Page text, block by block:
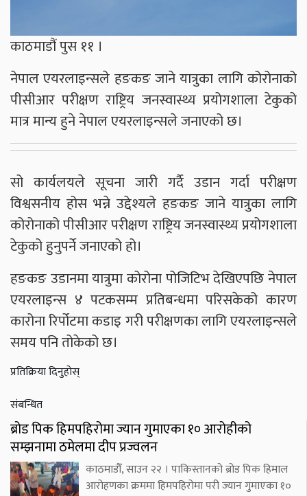
काठमाडौं पुस ११ ।
नेपाल एयरलाइन्सले हङकङ जाने यात्रुका लागि कोरोनाको
पीसीआर परीक्षण राष्ट्रिय जनस्वास्थ्य प्रयोगशाला टेकुको
मात्र मान्य हुने नेपाल एयरलाइन्सले जनाएको छ।
सो कार्यलयले सूचना जारी गर्दै उडान गर्दा परीक्षण
विश्वसनीय होस भन्ने उद्देश्यले हङकङ जाने यात्रुका लागि
कोरोनाको पीसीआर परीक्षण राष्ट्रिय जनस्वास्थ्य प्रयोगशाला
टेकुको हुनुपर्ने जनाएको हो।
हङकङ उडानमा यात्रुमा कोरोना पोजिटिभ देखिएपछि नेपाल
एयरलाइन्स ४ पटकसम्म प्रतिबन्धमा परिसकेको कारण
कारोना रिर्पोटमा कडाइ गरी परीक्षणका लागि एयरलाइन्सले
समय पनि तोकेको छ।
प्रतिक्रिया दिनुहोस्
संबन्धित
ब्रोड पिक हिमपहिरोमा ज्यान गुमाएका १० आरोहीको
सम्झनामा ठमेलमा दीप प्रज्वलन
काठमाडौँ, साउन २२ । पाकिस्तानको ब्रोड पिक हिमाल
आरोहणका क्रममा हिमपहिरोमा परी ज्यान गुमाएका १०